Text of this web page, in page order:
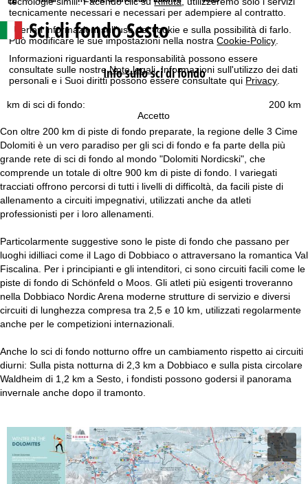
tecnicamente necessari e necessari per adempiere al contratto.
Ulteriori informazioni sull'uso dei cookie e sulla possibilità di farlo.
Può modificare le sue impostazioni nella nostraCookie-Policy
Informazioni riguardanti la responsabilità possono essere
consultate sulle nostreNote legali. Informazioni sull'utilizzo dei dati
personali e i Suoi diritti possono essere consultate qui Privacy
Accetto
o
m
e
p
Sci di fondo Sesto
Info sullo sci di fondo
200 km
km di sci di fondo:
Con oltre 200 km di piste di fondo preparate, la regione delle 3 Cime
Dolomiti è un vero paradiso per gli sci di fondo e fa parte della più
grande rete di sci di fondo al mondo "Dolomiti Nordicski", che
comprende un totale di oltre 900 km di piste di fondo. I variegati
tracciati offrono percorsi di tutti i livelli di difficoltà, da facili piste di
allenamento a circuiti impegnativi, utilizzati anche da atleti
professionisti per i loro allenamenti.
Particolarmente suggestive sono le piste di fondo che passano per
luoghi idilliaci come il Lago di Dobbiaco o attraversano la romantica Val
Fiscalina. Per i principianti e gli intenditori, ci sono circuiti facili come le
piste di fondo di Schönfeld o Moos. Gli atleti più esigenti troveranno
nella Dobbiaco Nordic Arena moderne strutture di servizio e diversi
circuiti di lunghezza compresa tra 2,5 e 10 km, utilizzati regolarmente
anche per le competizioni internazionali.
Anche lo sci di fondo notturno offre un cambiamento rispetto ai circuiti
diurni: Sulla pista notturna di 2,3 km a Dobbiaco e sulla pista circolare
Waldheim di 1,2 km a Sesto, i fondisti possono godersi il panorama
invernale anche dopo il tramonto.